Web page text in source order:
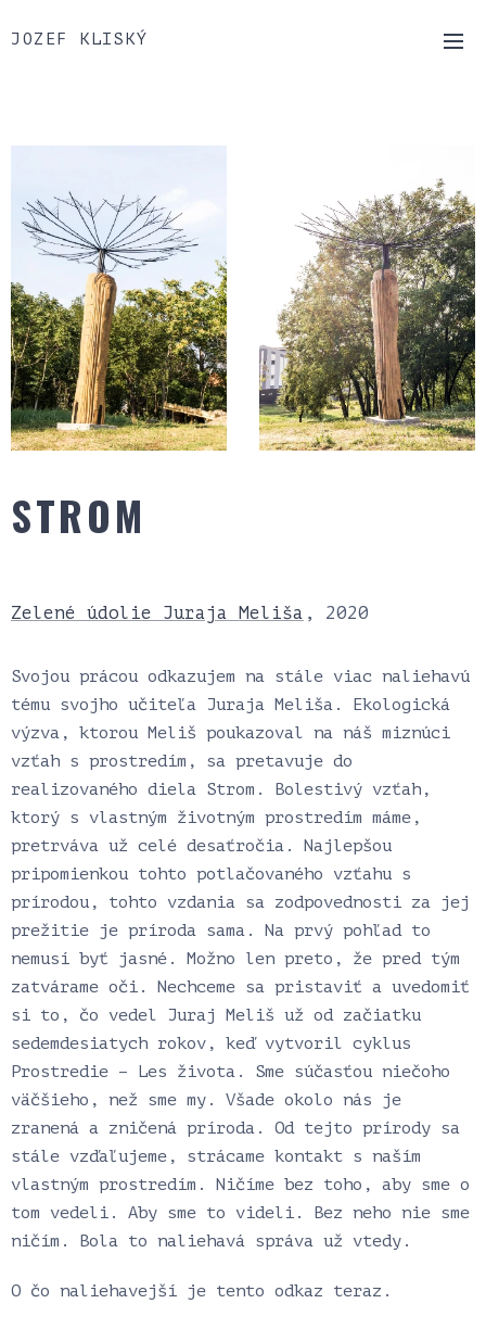
JOZEF KLISKÝ
STROM
Zelené údolie Juraja Meliša , 2020
Svojou prácou odkazujem na stále viac naliehavú
tému svojho učiteľa Juraja Meliša. Ekologická
výzva, ktorou Meliš poukazoval na náš miznúci
vzťah s prostredím, sa pretavuje do
realizovaného diela Strom. Bolestivý vzťah,
ktorý s vlastným životným prostredím máme,
pretrváva už celé desaťročia. Najlepšou
pripomienkou tohto potlačovaného vzťahu s
prírodou, tohto vzdania sa zodpovednosti za jej
prežitie je príroda sama. Na prvý pohľad to
nemusí byť jasné. Možno len preto, že pred tým
zatvárame oči. Nechceme sa pristaviť a uvedomiť
si to, čo vedel Juraj Meliš už od začiatku
sedemdesiatych rokov, keď vytvoril cyklus
Prostredie – Les života. Sme súčasťou niečoho
väčšieho, než sme my. Všade okolo nás je
zranená a zničená príroda. Od tejto prírody sa
stále vzďaľujeme, strácame kontakt s naším
vlastným prostredím. Ničíme bez toho, aby sme o
tom vedeli. Aby sme to videli. Bez neho nie sme
ničím. Bola to naliehavá správa už vtedy.
O čo naliehavejší je tento odkaz teraz.